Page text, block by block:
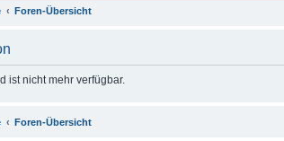
Foren-Übersicht
ist nicht mehr verfügbar.
Foren-Übersicht